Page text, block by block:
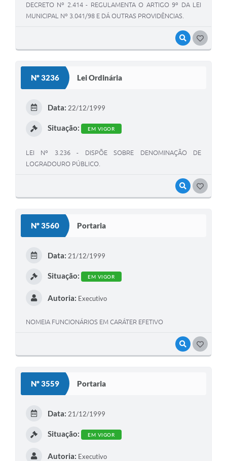
VISUALIZAR
DECRETO Nº 2.414 - REGULAMENTA O ARTIGO 9º DA LEI
MUNICIPAL Nº 3.041/98 E DÁ OUTRAS PROVIDÊNCIAS.
Nº 3236 Lei Ordinária
VISUALIZAR
Data: 22/12/1999
Situação: EM VIGOR
LEI Nº 3.236 - DISPÕE SOBRE DENOMINAÇÃO DE
LOGRADOURO PÚBLICO.
Nº 3560 Portaria
VISUALIZAR
Data: 21/12/1999
Situação: EM VIGOR
Autoria: Executivo
NOMEIA FUNCIONÁRIOS EM CARÁTER EFETIVO
Nº 3559 Portaria
Data: 21/12/1999
Situação: EM VIGOR
Autoria: Executivo